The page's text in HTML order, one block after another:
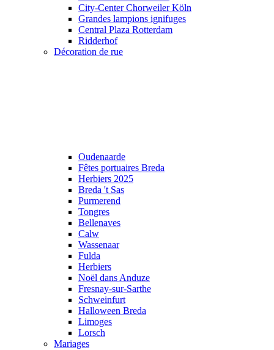
City-Center Chorweiler Köln
Grandes lampions ignifuges
Central Plaza Rotterdam
Ridderhof
Décoration de rue
Oudenaarde
Fêtes portuaires Breda
Herbiers 2025
Breda 't Sas
Purmerend
Tongres
Bellenaves
Calw
Wassenaar
Fulda
Herbiers
Noël dans Anduze
Fresnay-sur-Sarthe
Schweinfurt
Halloween Breda
Limoges
Lorsch
Mariages